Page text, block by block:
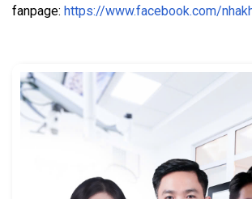
fanpage: https://www.facebook.com/